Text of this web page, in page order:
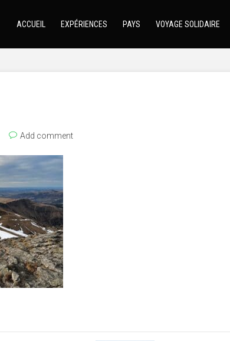
ACCUEIL EXPÉRIENCES PAYS VOYAGE SOLIDAIRE
Add comment